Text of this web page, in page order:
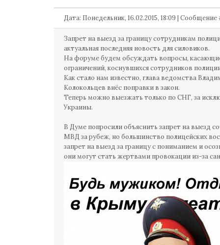
Дата: Понедельник, 16.02.2015, 18:09 |
Запрет на выезд за границу сотрудникам
актуальная последняя новость для силовиков.
На форуме будем обсуждать вопросы,
ограничений, коснувшихся сотрудников
Как стало нам известно, глава ведомства
Колокольцев внёс поправки в закон.
Теперь можно выезжать только по СНГ, за
Украины.
В Думе попросили объяснить запрет на выезд
МВД за рубеж, но большинство полицейских
запрет на выезд за границу с пониманием и
они могут стать жертвами провокации из-за